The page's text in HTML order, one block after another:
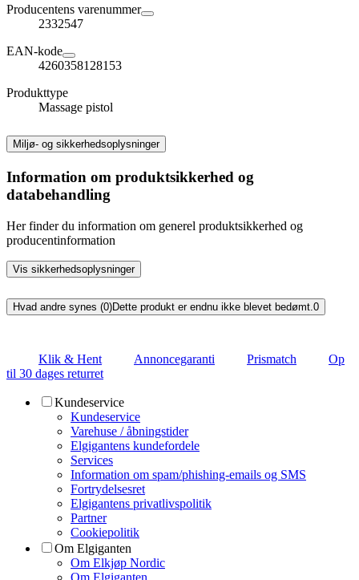
Producentens varenummer
2332547
EAN-kode
4260358128153
Produkttype
Massage pistol
Miljø- og sikkerhedsoplysninger
Information om produktsikkerhed og
databehandling
Her finder du information om generel produktsikkerhed og
producentinformation
Vis sikkerhedsoplysninger
Hvad andre synes (0)Dette produkt er endnu ikke blevet bedømt. 0
Klik & Hent Annoncegaranti Prismatch
Op
til 30 dages returret
Kundeservice
Kundeservice
Varehuse / åbningstider
Elgigantens kundefordele
Services
Information om spam/phishing-emails og SMS
Fortrydelsesret
Elgigantens privatlivspolitik
Partner
Cookiepolitik
Om Elgiganten
Om Elkjøp Nordic
Om Elgiganten